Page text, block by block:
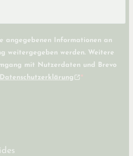
angegebenen Informationen an
weitergegeben werden. Weitere
mit Nutzerdaten und Brevo
Datenschutzerklärung